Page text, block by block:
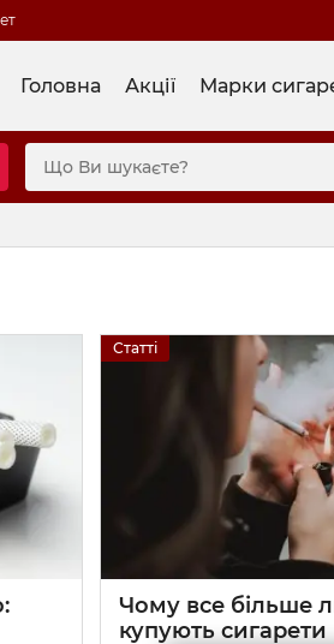
Головна Акції Марки
Статті
Чому все більше
купують сигарети